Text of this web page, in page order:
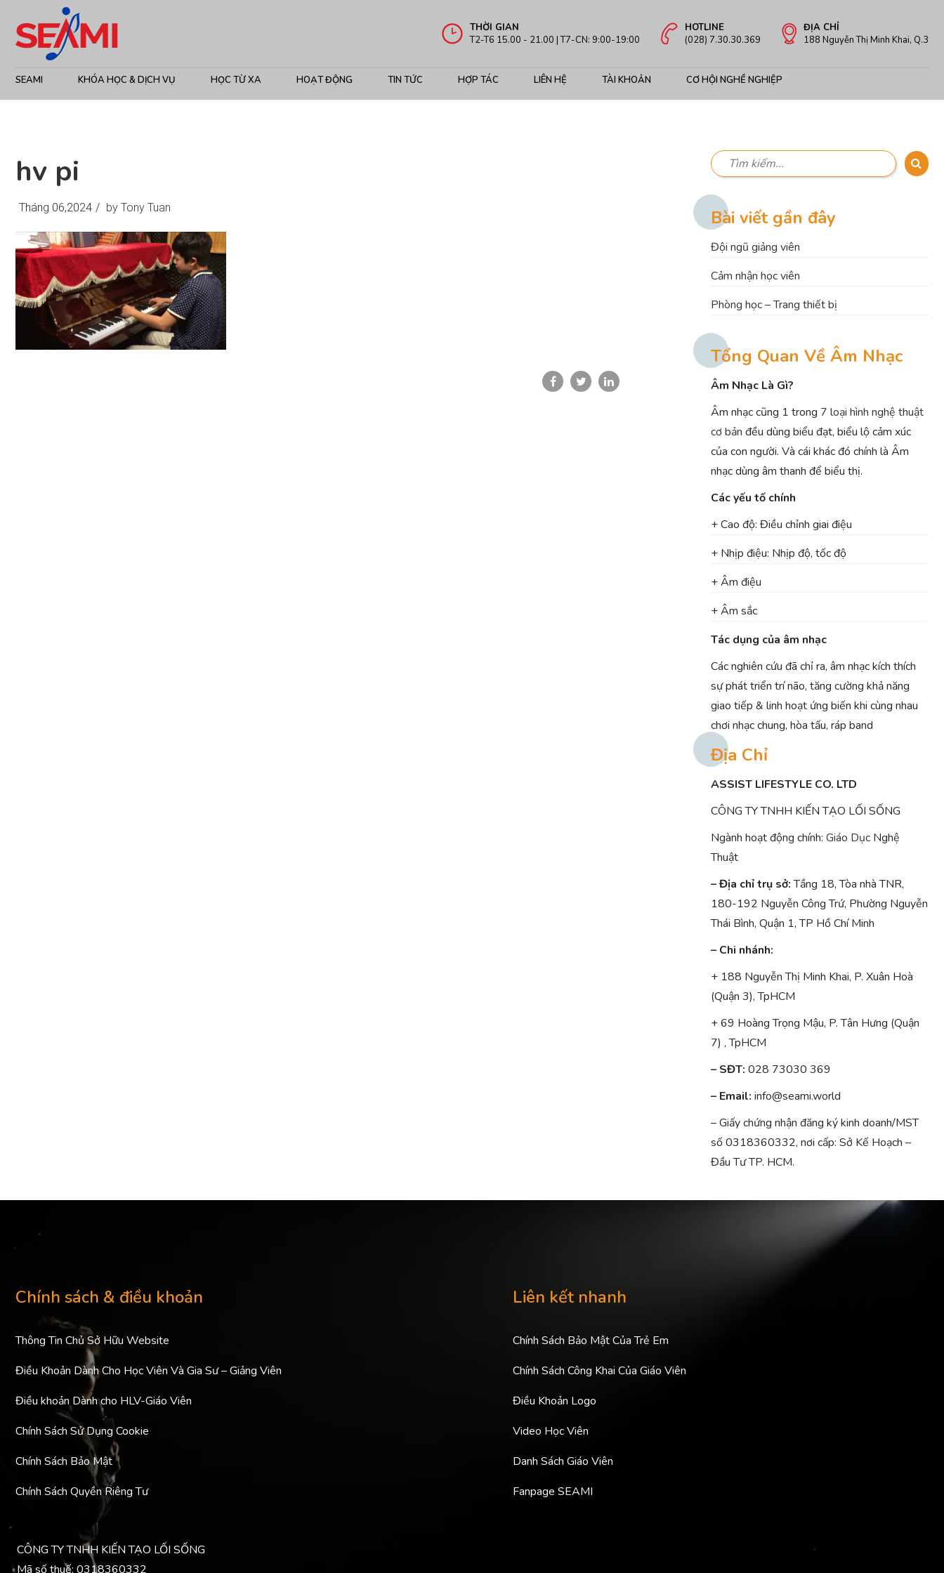
THỜI GIAN
T2-T6 15.00 - 21.00 | T7-CN: 9:00-19:00
HOTLINE
(028) 7.30.30.369
ĐỊA CHỈ
188 Nguyễn Thị Minh Khai, Q.3
SEAMI KHÓA HỌC & DỊCH VỤ HỌC TỪ XA HOẠT ĐỘNG TIN TỨC HỢP TÁC LIÊN HỆ TÀI KHOẢN CƠ HỘI NGHỀ NGHIỆP
hv pi
Tháng 06,2024 / by Tony Tuan Bài viết gần đây
Đội ngũ giảng viên
Cảm nhận học viên
Phòng học – Trang thiết bị
Tổng Quan Về Âm Nhạc
Âm Nhạc Là Gì?
Âm nhạc cũng 1 trong 7 loại hình nghệ thuật
cơ bản đều dùng biểu đạt, biểu lộ cảm xúc
của con người. Và cái khác đó chính là Âm
nhạc dùng âm thanh để biểu thị.
Các yếu tố chính
+ Cao độ: Điều chỉnh giai điệu
+ Nhịp điệu: Nhịp độ, tốc độ
+ Âm điệu
+ Âm sắc
Tác dụng của âm nhạc
Các nghiên cứu đã chỉ ra, âm nhạc kích thích
sự phát triển trí não, tăng cường khả năng
giao tiếp & linh hoạt ứng biến khi cùng nhau
chơi nhạc chung, hòa tấu, ráp band
Địa Chỉ
ASSIST LIFESTYLE CO. LTD
CÔNG TY TNHH KIẾN TẠO LỐI SỐNG
Ngành hoạt động chính: Giáo Dục Nghệ
Thuật
– Địa chỉ trụ sở:Tầng 18, Tòa nhà TNR,
180-192 Nguyễn Công Trứ, Phường Nguyễn
Thái Bình, Quận 1, TP Hồ Chí Minh
– Chi nhánh:
+ 188 Nguyễn Thị Minh Khai, P. Xuân Hoà
(Quận 3), TpHCM
+ 69 Hoàng Trọng Mậu, P. Tân Hưng (Quận
7) , TpHCM
– SĐT: 028 73030 369
– Email: info@seami.world
– Giấy chứng nhận đăng ký kinh doanh/MST
số 0318360332, nơi cấp: Sở Kế Hoạch –
Đầu Tư TP. HCM.
Chính sách & điều khoản
Thông Tin Chủ Sở Hữu Website
Điều Khoản Dành Cho Học Viên Và Gia Sư – Giảng Viên
Điều khoản Dành cho HLV-Giáo Viên
Chính Sách Sử Dụng Cookie
Chính Sách Bảo Mật
Chính Sách Quyền Riêng Tư
Liên kết nhanh
Chính Sách Bảo Mật Của Trẻ Em
Chính Sách Công Khai Của Giáo Viên
Điều Khoản Logo
Video Học Viên
Danh Sách Giáo Viên
Fanpage SEAMI
CÔNG TY TNHH KIẾN TẠO LỐI SỐNG
Mã số thuế: 0318360332